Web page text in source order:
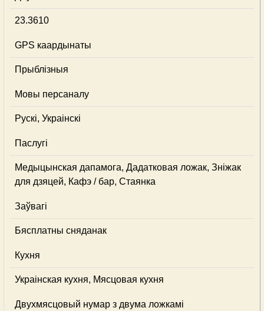
23.3610
GPS каардынаты
Прыблізныя
Мовы персаналу
Рускі, Украінскі
Паслугі
Медыцынская дапамога, Дадатковая ложак, Зніжак
для дзяцей, Кафэ / бар, Стаянка
Заўвагі
Бясплатны сняданак
Кухня
Украінская кухня, Мясцовая кухня
Двухмясцовый нумар з двума ложкамі